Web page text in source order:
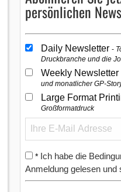
persönlichen
Daily Newsletter
Druckbranche und die
Weekly Newsletter
und monatlicher GP-
Large Format
Großformatdruck
* Ich habe die
Anmeldung gelesen und